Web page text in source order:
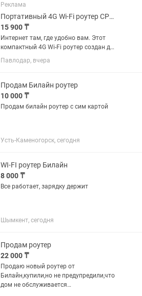
модемы, коммутаторы); Если у...
Реклама
Портативный 4G Wi-Fi роутер CPE C1 SIM
15 900 ₸
Интернет там, где удобно вам. Этот
компактный 4G Wi-Fi роутер создан для
поездок, авто и командировок:
вставляете SIM-карту — и получаете Wi-
USB-C, поэтому...
Павлодар, вчера
Продам Билайн роутер
10 000 ₸
Продам билайн роутер с сим картой
Усть-Каменогорск, сегодня
WI-FI роутер Билайн
8 000 ₸
Все работает, зарядку держит
Шымкент, сегодня
Продам роутер
22 000 ₸
Продаю новый роутер от
Билайн,купили,но не предупредили,что
дом не обслуживается